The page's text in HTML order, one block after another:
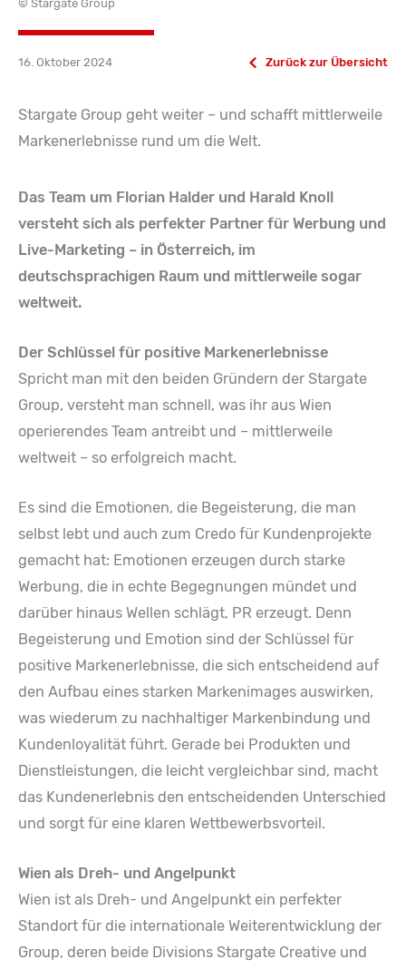
© Stargate Group
16. Oktober 2024 Zurück zur Übersicht
Stargate Group geht weiter – und schafft mittlerweile
Markenerlebnisse rund um die Welt.
Das Team um Florian Halder und Harald Knoll
versteht sich als perfekter Partner für Werbung und
Live-Marketing – in Österreich, im
deutschsprachigen Raum und mittlerweile sogar
weltweit.
Der Schlüssel für positive Markenerlebnisse
Spricht man mit den beiden Gründern der Stargate
Group, versteht man schnell, was ihr aus Wien
operierendes Team antreibt und – mittlerweile
weltweit – so erfolgreich macht.
Es sind die Emotionen, die Begeisterung, die man
selbst lebt und auch zum Credo für Kundenprojekte
gemacht hat: Emotionen erzeugen durch starke
Werbung, die in echte Begegnungen mündet und
darüber hinaus Wellen schlägt, PR erzeugt. Denn
Begeisterung und Emotion sind der Schlüssel für
positive Markenerlebnisse, die sich entscheidend auf
den Aufbau eines starken Markenimages auswirken,
was wiederum zu nachhaltiger Markenbindung und
Kundenloyalität führt. Gerade bei Produkten und
Dienstleistungen, die leicht vergleichbar sind, macht
das Kundenerlebnis den entscheidenden Unterschied
und sorgt für eine klaren Wettbewerbsvorteil.
Wien als Dreh- und Angelpunkt
Wien ist als Dreh- und Angelpunkt ein perfekter
Standort für die internationale Weiterentwicklung der
Group, deren beide Divisions Stargate Creative und